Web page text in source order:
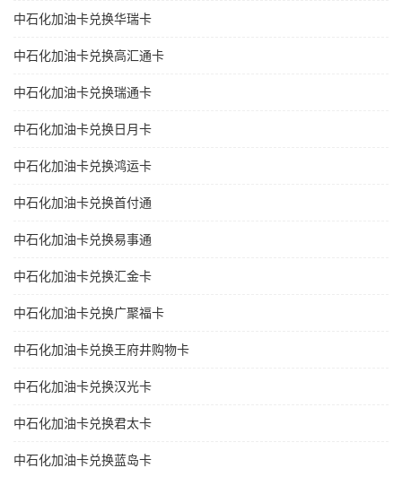
中石化加油卡兑换华瑞卡
中石化加油卡兑换高汇通卡
中石化加油卡兑换瑞通卡
中石化加油卡兑换日月卡
中石化加油卡兑换鸿运卡
中石化加油卡兑换首付通
中石化加油卡兑换易事通
中石化加油卡兑换汇金卡
中石化加油卡兑换广聚福卡
中石化加油卡兑换王府井购物卡
中石化加油卡兑换汉光卡
中石化加油卡兑换君太卡
中石化加油卡兑换蓝岛卡